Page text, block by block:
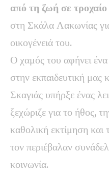
από τη ζωή σε
στη Σκάλα Λακωνίας
οικογένειά του.
Ο χαμός του αφήνει
στην εκπαιδευτική μας
Σκαγιάς υπήρξε ένας
ξεχώριζε για το ήθος,
καθολική εκτίμηση
τον περιέβαλαν
κοινωνία.